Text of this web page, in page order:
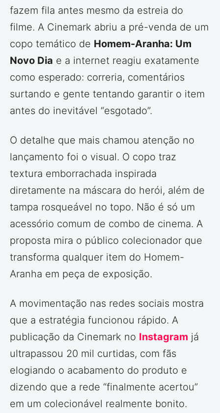
fazem fila antes mesmo da estreia do
filme. A Cinemark abriu a pré-venda de um
copo temático de Homem-Aranha: Um
Novo Dia e a internet reagiu exatamente
como esperado: correria, comentários
surtando e gente tentando garantir o item
antes do inevitável “esgotado”.
O detalhe que mais chamou atenção no
lançamento foi o visual. O copo traz
textura emborrachada inspirada
diretamente na máscara do herói, além de
tampa rosqueável no topo. Não é só um
acessório comum de combo de cinema. A
proposta mira o público colecionador que
transforma qualquer item do Homem-
Aranha em peça de exposição.
A movimentação nas redes sociais mostra
que a estratégia funcionou rápido. A
publicação da Cinemark no Instagram já
ultrapassou 20 mil curtidas, com fãs
elogiando o acabamento do produto e
dizendo que a rede “finalmente acertou”
em um colecionável realmente bonito.